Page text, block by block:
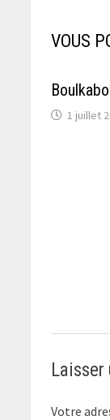
VOUS
1 juillet
Votre